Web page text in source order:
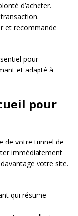
d’acheter.
et recommande
pour
et adapté à
pour
de votre tunnel de
immédiatement
votre site.
qui résume